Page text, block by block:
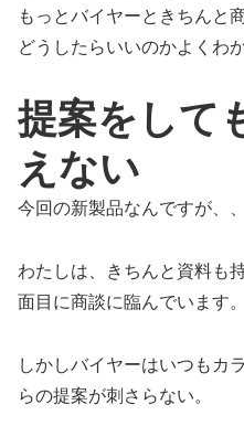
もっとバイヤーときちんと
どうしたらいいのかよくわ
提案をして
えない
今回の新製品なんですが、、
わたしは、きちんと資料も
面目に商談に臨んでいます。
しかしバイヤーはいつもカ
らの提案が刺さらない。